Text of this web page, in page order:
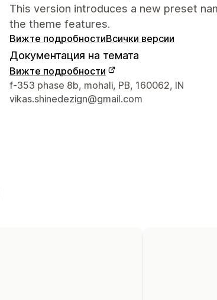
This version introduces a new preset
the theme features.
Вижте подробностиВсички версии
Документация на темата
Вижте подробности
Данни за връзка с дизайнера
f-353 phase 8b, mohali, PB, 160062, IN
vikas.shinedezign@gmail.com